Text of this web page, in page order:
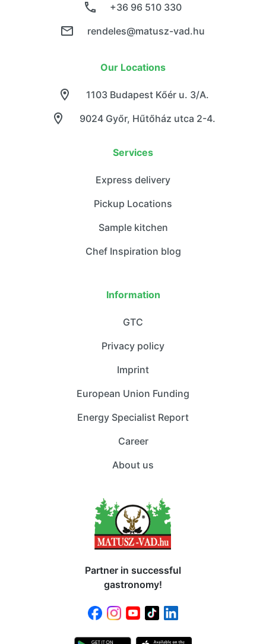
+36 96 510 330
rendeles@matusz-vad.hu
Our Locations
9024 Győr, Hűtőház utca 2-4.
1103 Budapest Kőér u. 3/A.
Services
Express delivery
Pickup Locations
Sample kitchen
Chef Inspiration blog
Information
GTC
Privacy policy
Imprint
European Union Funding
Energy Specialist Report
Career
About us
Partner in successful
gastronomy!